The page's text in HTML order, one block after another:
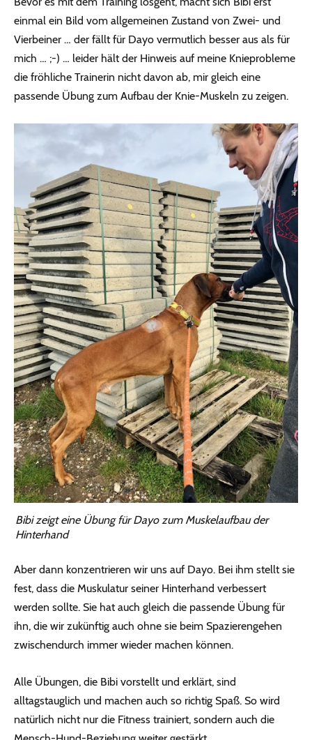
einmal ein Bild vom allgemeinen Zustand von Zwei- und
Vierbeiner … der fällt für Dayo vermutlich besser aus als für
mich … ;-) … leider hält der Hinweis auf meine Knieprobleme
die fröhliche Trainerin nicht davon ab, mir gleich eine
passende Übung zum Aufbau der Knie-Muskeln zu zeigen.
Bibi zeigt eine Übung für Dayo zum Muskelaufbau der
Hinterhand
Aber dann konzentrieren wir uns auf Dayo. Bei ihm stellt sie
fest, dass die Muskulatur seiner Hinterhand verbessert
werden sollte. Sie hat auch gleich die passende Übung für
ihn, die wir zukünftig auch ohne sie beim Spazierengehen
zwischendurch immer wieder machen können.
Alle Übungen, die Bibi vorstellt und erklärt, sind
alltagstauglich und machen auch so richtig Spaß. So wird
natürlich nicht nur die Fitness trainiert, sondern auch die